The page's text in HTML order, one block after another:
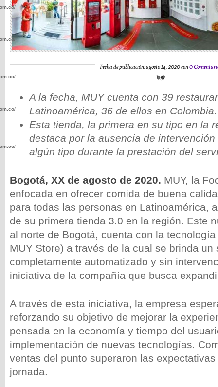
Fecha de publicación: agosto 14, 2020 con0
A la fecha, MUY cuenta con 39
Latinoamérica, 36 de ellos en
Esta tienda, la primera en su tipo en la
destaca por la ausencia de
algún tipo durante la prestación del
Bogotá, XX de agosto de 2020. MUY, la
enfocada en ofrecer comida de buena
para todas las personas en Latinoamérica,
de su primera tienda 3.0 en la región. Este
al norte de Bogotá, cuenta con la
MUY Store) a través de la cual se brinda un
completamente automatizado y sin
iniciativa de la compañía que busca
A través de esta iniciativa, la empresa
reforzando su objetivo de mejorar la
pensada en la economía y tiempo del
implementación de nuevas tecnologías.
ventas del punto superaron las
jornada.
wp-
wp-
wp-
wp-
wp-
wp-
wp-